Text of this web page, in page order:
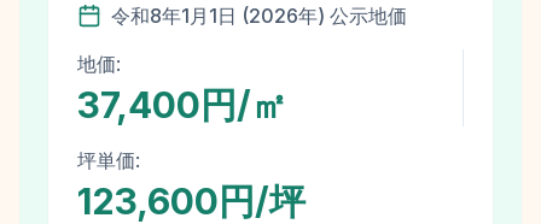
令和8年1月1日 (2026年) 公示地価
地価:
37,400円/㎡
坪単価:
123,600円/坪